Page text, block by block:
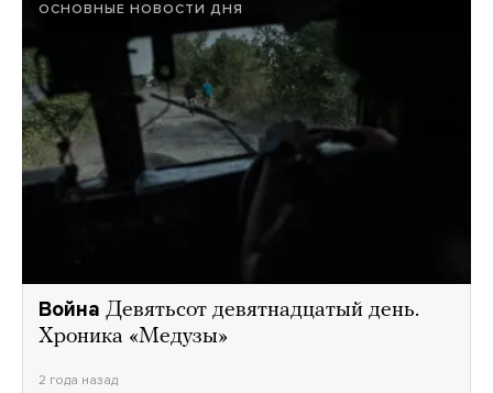
ОСНОВНЫЕ НОВОСТИ ДНЯ
Война Девятьсот девятнадцатый день.
Хроника «Медузы»
2 года назад